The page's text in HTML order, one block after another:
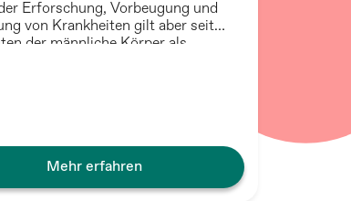
Erforschung, Vorbeugung und
von Krankheiten gilt aber seit
der männliche Körper als
Mehr erfahren